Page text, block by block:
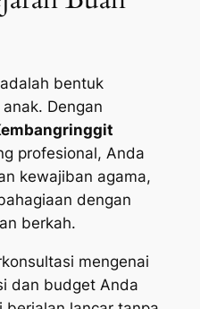
bentuk
Dengan
profesional, Anda
kewajiban agama,
dengan
berkah.
mengenai
dan budget Anda